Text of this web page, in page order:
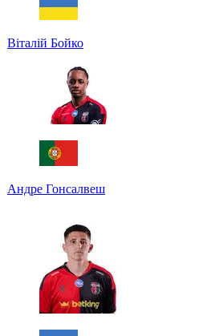
Віталій Бойко
Андре Гонсалвеш